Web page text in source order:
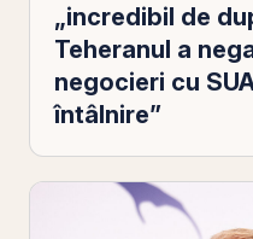
„incredibil de
Teheranul a
negocieri cu
întâlnire”